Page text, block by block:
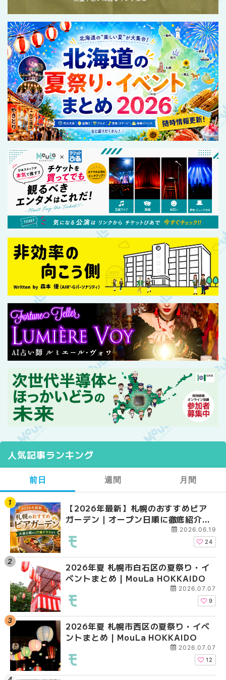
人気記事ランキング
前日
【2026年最新】札幌のおすすめビア
ガーデン｜オープン日順に徹底紹介！
大通公園から穴場テラスまで | MouLa
HOKKAIDO
2026.06.19
24
2026年夏 札幌市白石区の夏祭り・イ
ベントまとめ | MouLa HOKKAIDO
2026.07.07
9
2026年夏 札幌市西区の夏祭り・イベ
ントまとめ | MouLa HOKKAIDO
2026.07.07
12
週間
【2026年最新】札幌
ガーデン｜オープン日
大通公園から穴場テ
2026年夏 札幌市西区
ントまとめ | MouLa
2026年夏 札幌市北区
ントまとめ | MouLa
月間
【2026年最新】札幌
ガーデン｜オープン日
大通公園から穴場テ
2026年夏 札幌市北区
ントまとめ | MouLa
2026年夏 札幌市西区
ントまとめ | MouLa